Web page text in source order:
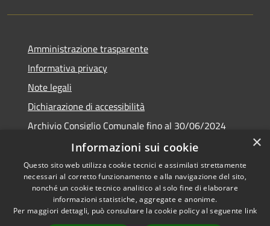
Amministrazione trasparente
Informativa privacy
Note legali
Dichiarazione di accessibilità
Archivio Consiglio Comunale fino al 30/06/2024
Consiglio Comunale Online
RSS
Accessibilità
Copyright © 2026 • Comune di
×
Informazioni sui cookie
Questo sito web utilizza cookie tecnici e assimilati strettamente
necessari al corretto funzionamento e alla navigazione del sito,
nonché un cookie tecnico analitico al solo fine di elaborare
informazioni statistiche, aggregate e anonime.
Per maggiori dettagli, può consultare la cookie policy al seguente link